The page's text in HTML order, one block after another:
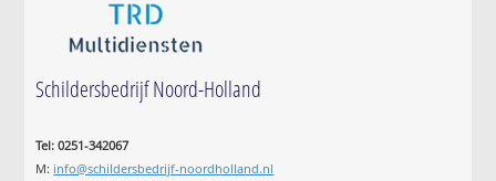
Schildersbedrijf Noord-Holland
Tel: 0251-342067
M: info@schildersbedrijf-noordholland.nl